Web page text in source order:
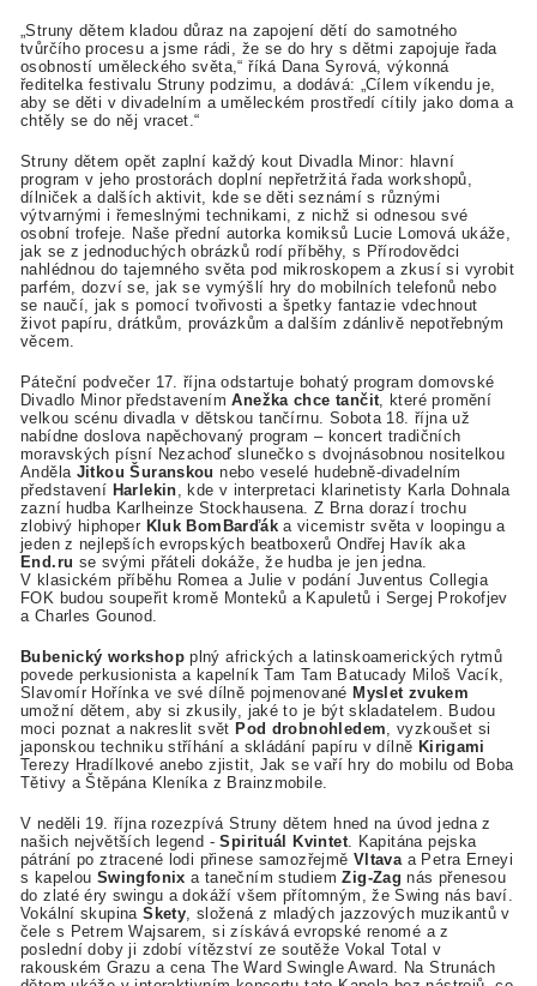
„Struny dětem kladou důraz na zapojení dětí do samotného
tvůrčího procesu a jsme rádi, že se do hry s dětmi zapojuje řada
osobností uměleckého světa,“ říká Dana Syrová, výkonná
ředitelka festivalu Struny podzimu, a dodává: „Cílem víkendu je,
aby se děti v divadelním a uměleckém prostředí cítily jako doma a
chtěly se do něj vracet.“
Struny dětem opět zaplní každý kout Divadla Minor: hlavní
program v jeho prostorách doplní nepřetržitá řada workshopů,
dílniček a dalších aktivit, kde se děti seznámí s různými
výtvarnými i řemeslnými technikami, z nichž si odnesou své
osobní trofeje. Naše přední autorka komiksů Lucie Lomová ukáže,
jak se z jednoduchých obrázků rodí příběhy, s Přírodovědci
nahlédnou do tajemného světa pod mikroskopem a zkusí si vyrobit
parfém, dozví se, jak se vymýšlí hry do mobilních telefonů nebo
se naučí, jak s pomocí tvořivosti a špetky fantazie vdechnout
život papíru, drátkům, provázkům a dalším zdánlivě nepotřebným
věcem.
Páteční podvečer 17. října odstartuje bohatý program domovské
Divadlo Minor představenímAnežka chce tančit , které promění
velkou scénu divadla v dětskou tančírnu. Sobota 18. října už
nabídne doslova napěchovaný program – koncert tradičních
moravských písní Nezachoď slunečko s dvojnásobnou nositelkou
Anděla Jitkou Šuranskou nebo veselé hudebně-divadelním
představení Harlekin , kde v interpretaci klarinetisty Karla Dohnala
zazní hudba Karlheinze Stockhausena. Z Brna dorazí trochu
zlobivý hiphoper Kluk BomBarďáka vicemistr světa v loopingu a
jeden z nejlepších evropských beatboxerů Ondřej Havík aka
End.ru se svými přáteli dokáže, že hudba je jen jedna.
V klasickém příběhu Romea a Julie v podání Juventus Collegia
FOK budou soupeřit kromě Monteků a Kapuletů i Sergej Prokofjev
a Charles Gounod.
Bubenický workshopplný afrických a latinskoamerických rytmů
povede perkusionista a kapelník Tam Tam Batucady Miloš Vacík,
Slavomír Hořínka ve své dílně pojmenované Myslet zvukem
umožní dětem, aby si zkusily, jaké to je být skladatelem. Budou
moci poznat a nakreslit svět Pod drobnohledem, vyzkoušet si
japonskou techniku stříhání a skládání papíru v dílně Kirigami
Terezy Hradílkové anebo zjistit, Jak se vaří hry do mobilu od Boba
Tětivy a Štěpána Kleníka z Brainzmobile.
V neděli 19. října rozezpívá Struny dětem hned na úvod jedna z
našich největších legend -Spirituál Kvintet. Kapitána pejska
pátrání po ztracené lodi přinese samozřejmě Vltavaa Petra Erneyi
s kapelou Swingfonix a tanečním studiemZig-Zag nás přenesou
do zlaté éry swingu a dokáží všem přítomným, že Swing nás baví.
Vokální skupinaSkety, složená z mladých jazzových muzikantů v
čele s Petrem Wajsarem, si získává evropské renomé a z
poslední doby ji zdobí vítězství ze soutěže Vokal Total v
rakouském Grazu a cena The Ward Swingle Award. Na Strunách